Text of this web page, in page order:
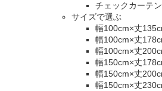
チェックカーテン
サイズで選ぶ
幅100cm×丈
幅100cm×丈
幅100cm×丈
幅150cm×丈
幅150cm×丈
幅150cm×丈